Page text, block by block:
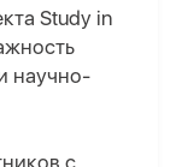
Study in
научно-